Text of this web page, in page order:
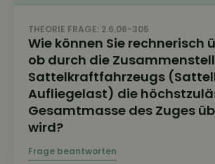
THEORIE FRAGE: 2.6.06-305
Wie können Sie rechnerisch
ob durch die
Sattelkraftfahrzeugs
Aufliegelast) die
Gesamtmasse des Zuges
wird?